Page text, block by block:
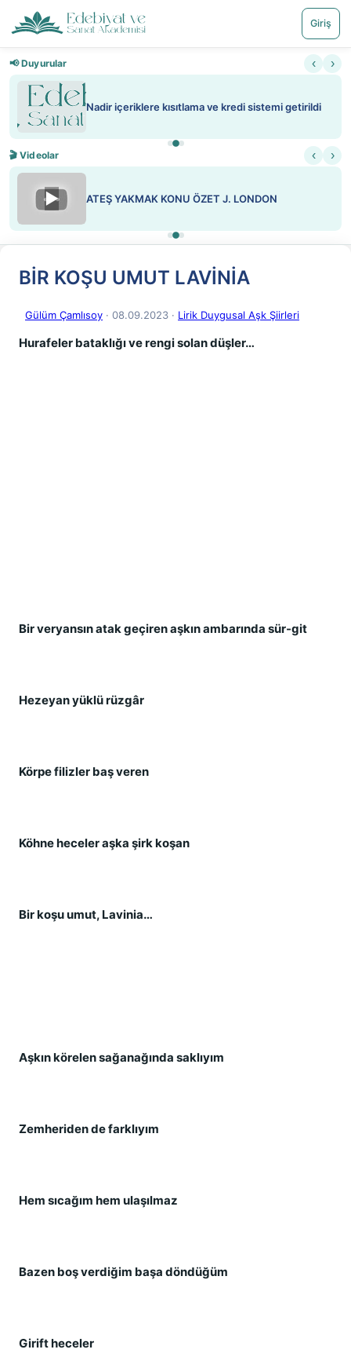
Giriş
📢 Duyurular ‹ ›
Nadir içeriklere kısıtlama ve kredi sistemi getirildi
🎬 Videolar ‹ ›
▶ ATEŞ YAKMAK KONU ÖZET J. LONDON
BİR KOŞU UMUT LAVİNİA
Gülüm Çamlısoy · 08.09.2023 · Lirik Duygusal Aşk Şiirleri
Hurafeler bataklığı ve rengi solan düşler…
Bir veryansın atak geçiren aşkın ambarında sür-git
Hezeyan yüklü rüzgâr
Körpe filizler baş veren
Köhne heceler aşka şirk koşan
Bir koşu umut, Lavinia…
Aşkın körelen sağanağında saklıyım
Zemheriden de farklıyım
Hem sıcağım hem ulaşılmaz
Bazen boş verdiğim başa döndüğüm
Girift heceler